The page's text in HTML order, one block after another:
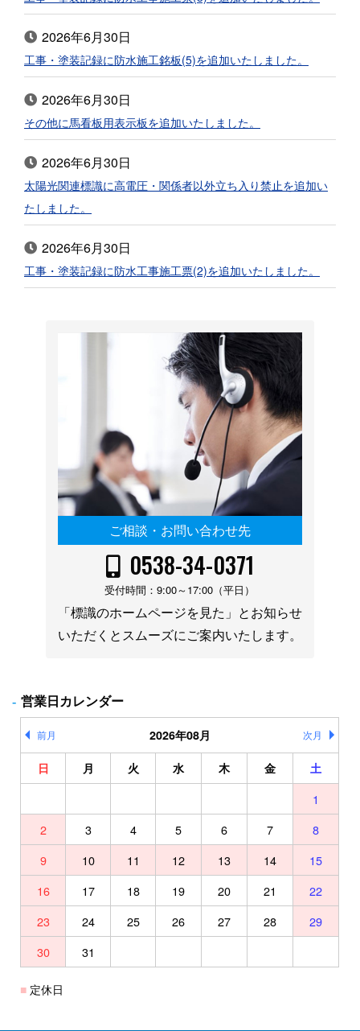
2026年6月30日
工事・塗装記録に防水施工銘板(5)を追加いたしました。
2026年6月30日
その他に馬看板用表示板を追加いたしました。
2026年6月30日
太陽光関連標識に高電圧・関係者以外立ち入り禁止を追加い
たしました。
2026年6月30日
工事・塗装記録に防水工事施工票(2)を追加いたしました。
ご相談・お問い合わせ先
0538-34-0371
受付時間：9:00～17:00（平日）
「標識のホームページを見た」とお知らせ
いただくとスムーズにご案内いたします。
営業日カレンダー
2026年08月
前月 次月
日 月 火 水 木 金 土
1
2
3 4 5 6 7
8
9
10 11 12 13 14
15
16
17 18 19 20 21
22
23
24 25 26 27 28
29
30
31
定休日